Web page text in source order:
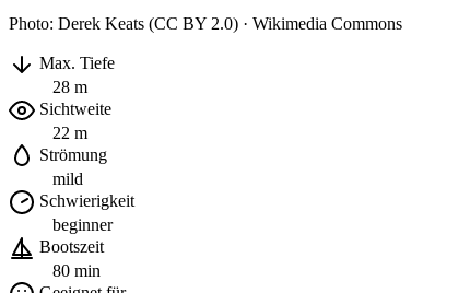
Photo: Derek Keats (CC BY 2.0) · Wikimedia Commons
Max. Tiefe
28 m
Sichtweite
22 m
Strömung
mild
Schwierigkeit
beginner
Bootszeit
80 min